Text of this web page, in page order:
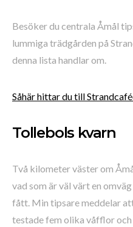
Besöker du centrala Åmål
lummiga trädgården på
denna lista handlar om.
Såhär hittar du till
Tollebols kvarn
Två kilometer väster om
vad som är väl värt en
fått. Min tipsare meddelar
testade fem olika våfflor och